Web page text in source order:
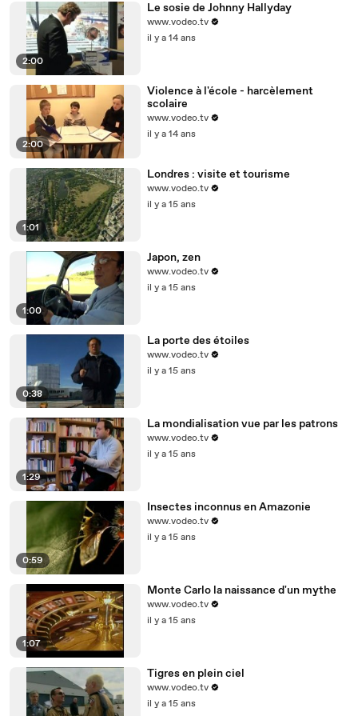
2:00
Le sosie de Johnny Hallyday
www.vodeo.tv
il y a 14 ans
2:00
Violence à l'école - harcèlement
scolaire
www.vodeo.tv
il y a 14 ans
1:01
Londres : visite et tourisme
www.vodeo.tv
il y a 15 ans
1:00
Japon, zen
www.vodeo.tv
il y a 15 ans
0:38
La porte des étoiles
www.vodeo.tv
il y a 15 ans
1:29
La mondialisation vue par les patrons
www.vodeo.tv
il y a 15 ans
0:59
Insectes inconnus en Amazonie
www.vodeo.tv
il y a 15 ans
1:07
Monte Carlo la naissance d'un mythe
www.vodeo.tv
il y a 15 ans
Tigres en plein ciel
www.vodeo.tv
il y a 15 ans